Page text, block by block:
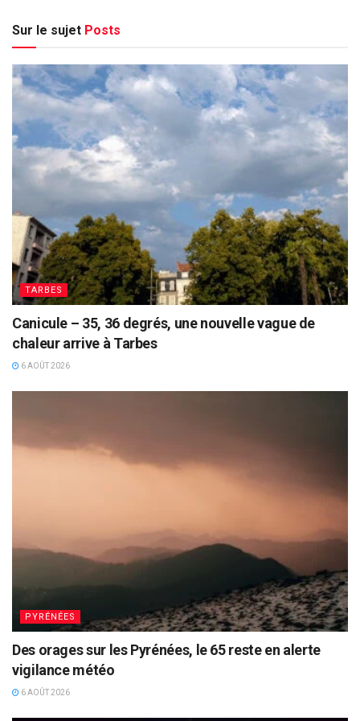
Sur le sujet Posts
TARBES
Canicule – 35, 36 degrés, une nouvelle vague de
chaleur arrive à Tarbes
6 AOÛT 2026
PYRÉNÉES
Des orages sur les Pyrénées, le 65 reste en alerte
vigilance météo
6 AOÛT 2026